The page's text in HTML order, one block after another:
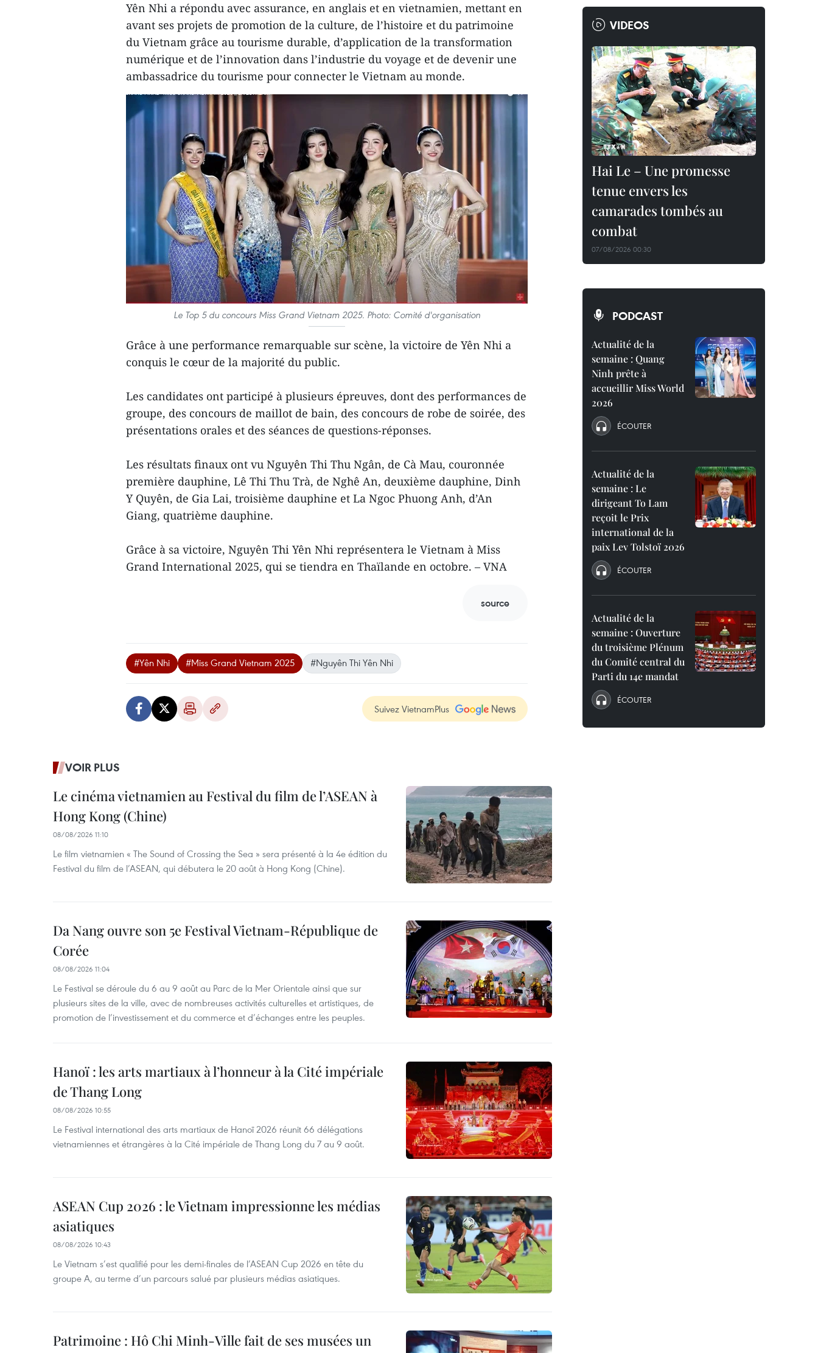
Yên Nhi a répondu avec assurance, en anglais et en vietnamien, mettant en
avant ses projets de promotion de la culture, de l’histoire et du patrimoine
du Vietnam grâce au tourisme durable, d’application de la transformation
numérique et de l’innovation dans l’industrie du voyage et de devenir une
ambassadrice du tourisme pour connecter le Vietnam au monde.
Le Top 5 du concours Miss Grand Vietnam 2025. Photo: Comité d'organisation
Grâce à une performance remarquable sur scène, la victoire de Yên Nhi a
conquis le cœur de la majorité du public.
Les candidates ont participé à plusieurs épreuves, dont des performances de
groupe, des concours de maillot de bain, des concours de robe de soirée, des
présentations orales et des séances de questions-réponses.
Les résultats finaux ont vu Nguyên Thi Thu Ngân, de Cà Mau, couronnée
première dauphine, Lê Thi Thu Trà, de Nghê An, deuxième dauphine, Dinh
Y Quyên, de Gia Lai, troisième dauphine et La Ngoc Phuong Anh, d’An
Giang, quatrième dauphine.
Grâce à sa victoire, Nguyên Thi Yên Nhi représentera le Vietnam à Miss
Grand International 2025, qui se tiendra en Thaïlande en octobre. – VNA
source
#Yên Nhi #Miss Grand Vietnam 2025 #Nguyên Thi Yên Nhi
Suivez VietnamPlus
VOIR PLUS
Le cinéma vietnamien au Festival du film de l’ASEAN à
Hong Kong (Chine)
08/08/2026 11:10
Le film vietnamien « The Sound of Crossing the Sea » sera présenté à la 4e édition du
Festival du film de l’ASEAN, qui débutera le 20 août à Hong Kong (Chine).
Da Nang ouvre son 5e Festival Vietnam-République de
Corée
08/08/2026 11:04
Le Festival se déroule du 6 au 9 août au Parc de la Mer Orientale ainsi que sur
plusieurs sites de la ville, avec de nombreuses activités culturelles et artistiques, de
promotion de l’investissement et du commerce et d’échanges entre les peuples.
Hanoï : les arts martiaux à l’honneur à la Cité impériale
de Thang Long
08/08/2026 10:55
Le Festival international des arts martiaux de Hanoï 2026 réunit 66 délégations
vietnamiennes et étrangères à la Cité impériale de Thang Long du 7 au 9 août.
ASEAN Cup 2026 : le Vietnam impressionne les médias
asiatiques
08/08/2026 10:43
Le Vietnam s’est qualifié pour les demi-finales de l’ASEAN Cup 2026 en tête du
groupe A, au terme d’un parcours salué par plusieurs médias asiatiques.
Patrimoine : Hô Chi Minh-Ville fait de ses musées un
VIDEOS
Hai Le – Une promesse
tenue envers les
camarades tombés au
combat
07/08/2026 00:30
PODCAST
Actualité de la
semaine : Quang
Ninh prête à
accueillir Miss World
2026
ÉCOUTER
Actualité de la
semaine : Le
dirigeant To Lam
reçoit le Prix
international de la
paix Lev Tolstoï 2026
ÉCOUTER
Actualité de la
semaine : Ouverture
du troisième Plénum
du Comité central du
Parti du 14e mandat
ÉCOUTER